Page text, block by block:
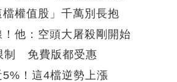
權值股」千萬別長抱
他：空頭大屠殺剛開始
制 免費版都受惠
！這4檔逆勢上漲